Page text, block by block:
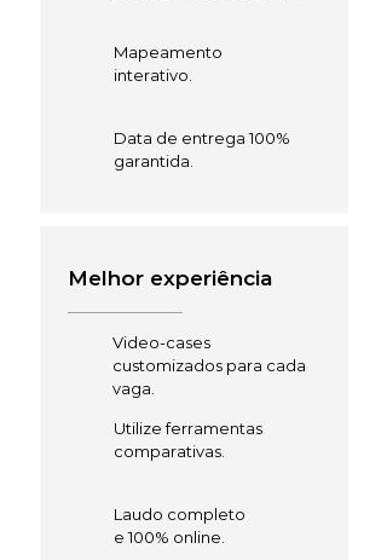
Mapeamento
interativo.
Data de entrega 100%
garantida.
Melhor experiência
Video-cases
customizados para cada
vaga.
Utilize ferramentas
comparativas.
Laudo completo
e 100% online.